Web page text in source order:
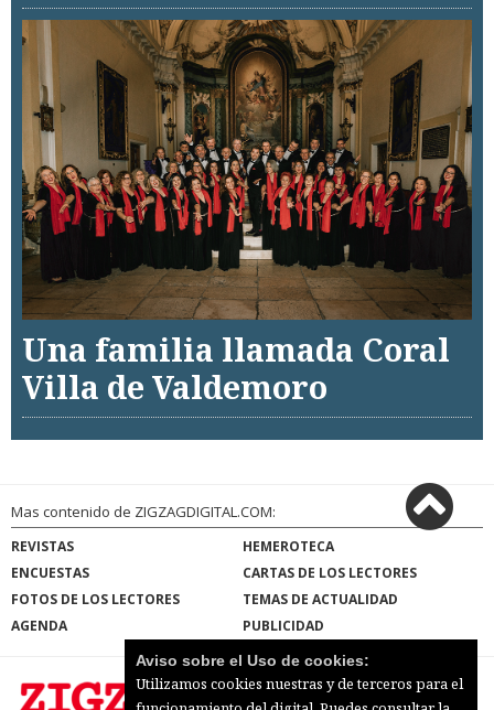
Una familia llamada Coral
Villa de Valdemoro
Mas contenido de ZIGZAGDIGITAL.COM:
REVISTAS
HEMEROTECA
ENCUESTAS
CARTAS DE LOS LECTORES
FOTOS DE LOS LECTORES
TEMAS DE ACTUALIDAD
AGENDA
PUBLICIDAD
Aviso sobre el Uso de cookies:
Utilizamos cookies nuestras y de terceros para el